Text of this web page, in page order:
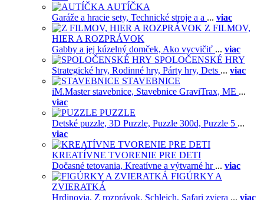
AUTÍČKA
Garáže a hracie sety, Technické stroje a a ... viac
Z FILMOV,
HIER A ROZPRÁVOK
Gabby a jej kúzelný domček, Ako vycvičiť ... viac
SPOLOČENSKÉ HRY
Strategické hry, Rodinné hry, Párty hry, Dets ... viac
STAVEBNICE
iM.Master stavebnice, Stavebnice GraviTrax, ME ...
viac
PUZZLE
Detské puzzle, 3D Puzzle, Puzzle 300d, Puzzle 5 ...
viac
KREATÍVNE TVORENIE PRE DETI
Dočasné tetovania, Kreatívne a výtvarné hr ... viac
FIGÚRKY A
ZVIERATKÁ
Hrdinovia, Z rozprávok, Schleich, Safari zviera ... viac